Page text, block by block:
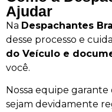
Ajudar
Na Despachantes
desse processo e
do Veículo e
você.
Nossa equipe
sejam devidamente